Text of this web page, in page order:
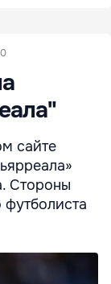
сайте
Стороны